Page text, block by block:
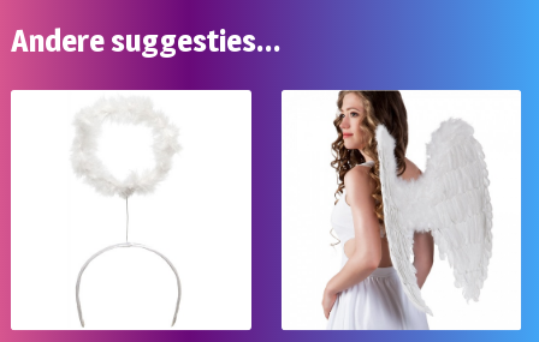
Andere suggesties…